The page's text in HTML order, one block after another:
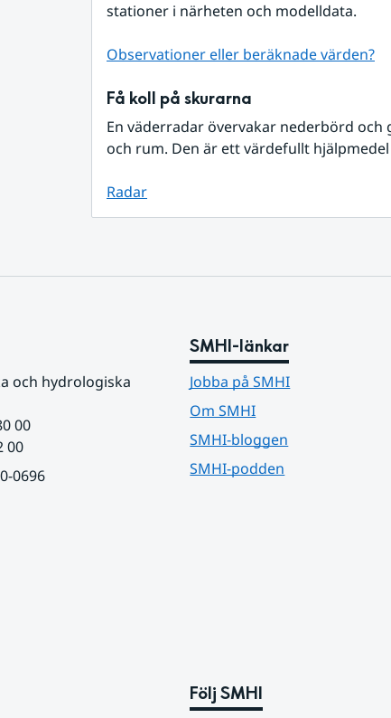
stationer i närheten och modelldata.
Observationer eller beräknade värden?
Få koll på skurarna
En väderradar övervakar nederbörd
och rum. Den är ett värdefullt
Radar
och hydrologiska
00
00
0696
SMHI-länkar
Jobba på SMHI
Om SMHI
SMHI-bloggen
SMHI-podden
Följ SMHI